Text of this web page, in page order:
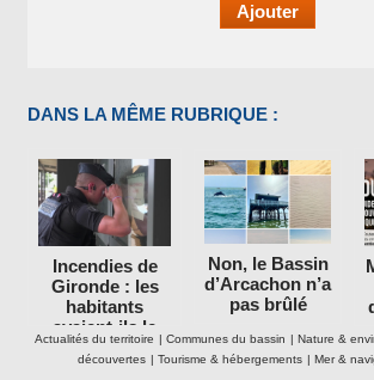
DANS LA MÊME RUBRIQUE :
Incendies de
Gironde : les
habitants
avaient-ils le
droit de rester
dans leurs
Non, le Bassin
d’Arcachon n’a
pas brûlé
Actualités du territoire | Communes du bassin | Nature &
découvertes | Tourisme & hébergements | Mer &